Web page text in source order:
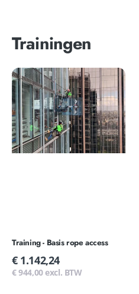
Trainingen
Training
-
Basis
rope
access
Training - Basis rope access
Normale
prijs
€ 1.142,24
€ 944,00 excl. BTW